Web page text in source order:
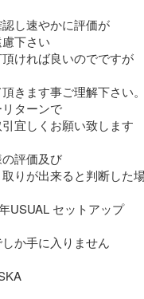
し速やかに評価が
下さい
ければ良いのでですが
きます事ご理解下さい。
ターンで
宜しくお願い致します
評価及び
りが出来ると判断した
USUAL セットアップ
か手に入りません